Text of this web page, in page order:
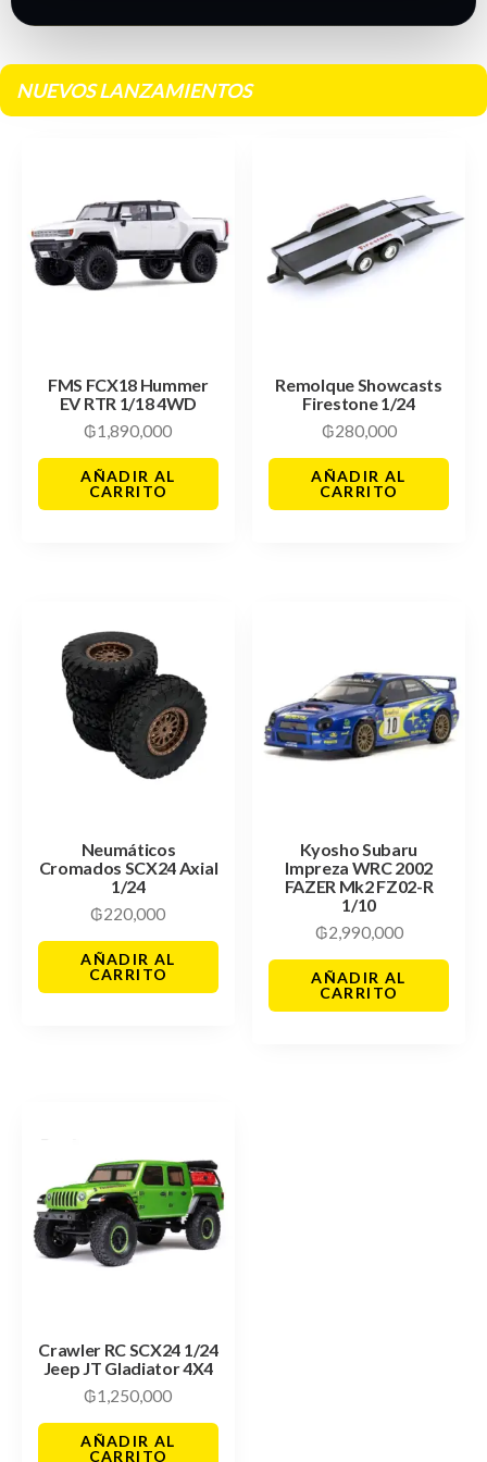
NUEVOS LANZAMIENTOS
FMS FCX18 Hummer
EV RTR 1/18 4WD
₲1,890,000
AÑADIR AL
CARRITO
Remolque Showcasts
Firestone 1/24
₲280,000
AÑADIR AL
CARRITO
Neumáticos
Cromados SCX24 Axial
1/24
₲220,000
AÑADIR AL
CARRITO
Kyosho Subaru
Impreza WRC 2002
FAZER Mk2 FZ02-R
1/10
₲2,990,000
AÑADIR AL
CARRITO
Crawler RC SCX24 1/24
Jeep JT Gladiator 4X4
₲1,250,000
AÑADIR AL
CARRITO